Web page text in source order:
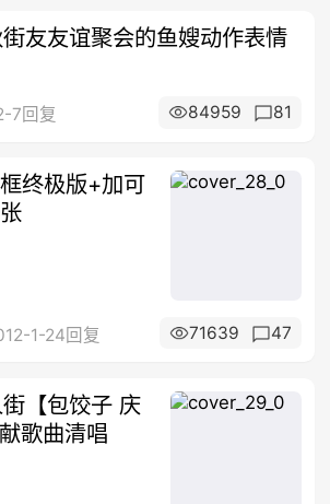
友友谊聚会的鱼嫂动作表情
7回复 84959 81
终极版+加可
1-24回复 71639 47
【包饺子 庆
歌曲清唱